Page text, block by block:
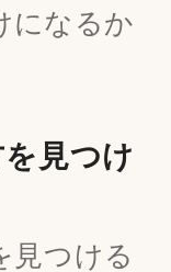
になるか
見つけ
見つける